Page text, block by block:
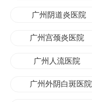
广州阴道炎医院
广州宫颈炎医院
广州人流医院
广州外阴白斑医院